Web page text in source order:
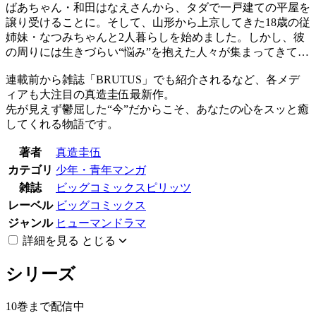
ばあちゃん・和田はなえさんから、タダで一戸建ての平屋を
譲り受けることに。そして、山形から上京してきた18歳の従
姉妹・なつみちゃんと2人暮らしを始めました。しかし、彼
の周りには生きづらい“悩み”を抱えた人々が集まってきて…
連載前から雑誌「BRUTUS」でも紹介されるなど、各メデ
ィアも大注目の真造圭伍最新作。
先が見えず鬱屈した“今”だからこそ、あなたの心をスッと癒
してくれる物語です。
著者
真造圭伍
カテゴリ 少年・青年マンガ
雑誌
ビッグコミックスピリッツ
レーベル ビッグコミックス
ジャンル ヒューマンドラマ
詳細を見る とじる
シリーズ
10巻まで配信中